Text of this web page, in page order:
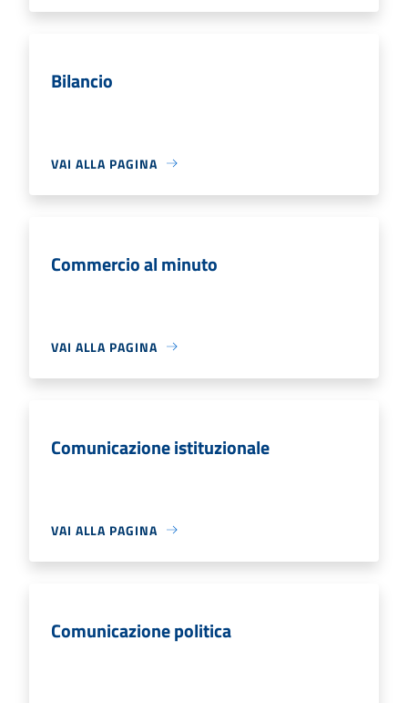
Bilancio
VAI ALLA PAGINA
Commercio al minuto
VAI ALLA PAGINA
Comunicazione istituzionale
VAI ALLA PAGINA
Comunicazione politica